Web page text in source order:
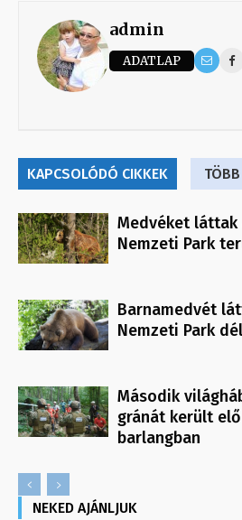
admin
ADATLAP
KAPCSOLÓDÓ CIKKEK
Medvéket láttak
Nemzeti Park
Barnamedvét
Nemzeti Park
Második
gránát került
barlangban
NEKED AJÁNLJUK